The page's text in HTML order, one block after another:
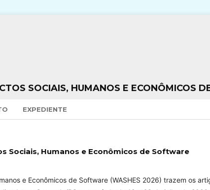
SOCIAIS, HUMANOS E ECONÔMICOS
EXPEDIENTE
Sociais, Humanos e Econômicos de Software
e Econômicos de Software (WASHES 2026) trazem os